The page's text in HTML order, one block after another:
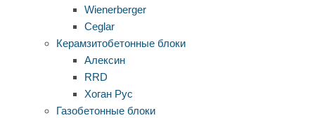
Wienerberger
Ceglar
Керамзитобетонные блоки
Алексин
RRD
Хоган Рус
Газобетонные блоки